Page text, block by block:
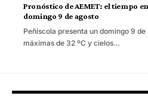
Pronóstico de AEMET: el tiempo
domingo 9 de agosto
Peñíscola presenta un domingo 9
máximas de 32 ºC y cielos…